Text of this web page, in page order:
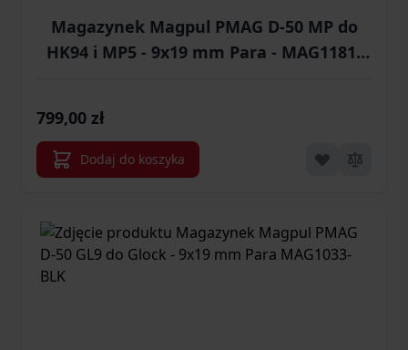
Magazynek Magpul PMAG D-50 MP do
HK94 i MP5 - 9x19 mm Para - MAG1181-
799,00 zł
Dodaj do koszyka